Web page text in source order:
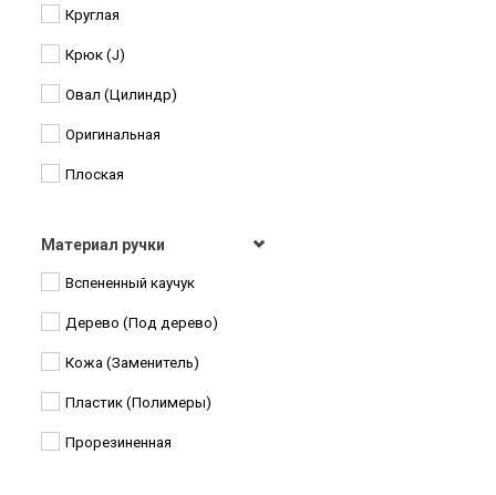
Спорт
Узоры
Узоры графика
Цветы
Цветы Узоры
Круглая
Крюк (J)
Овал (Цилиндр)
Оригинальная
Плоская
Материал ручки
Вспененный каучук
Дерево (Под дерево)
Кожа (Заменитель)
Пластик (Полимеры)
Прорезиненная